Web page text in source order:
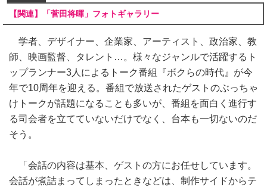
【関連】「菅田将暉」フォトギャラリー
学者、デザイナー、企業家、アーティスト、政治家、教
師、映画監督、タレント…。様々なジャンルで活躍するト
ップランナー3人によるトーク番組『ボクらの時代』が今
年で10周年を迎える。番組で放送されたゲストのぶっちゃ
けトークが話題になることも多いが、番組を面白く進行す
る司会者を立てていないだけでなく、台本も一切ないのだ
そう。
「会話の内容は基本、ゲストの方にお任せしています。
会話が煮詰まってしまったときなどは、制作サイドからテ